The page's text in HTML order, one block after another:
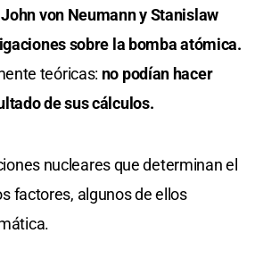
von Neumann y Stanislaw
sobre la bomba atómica.
teóricas: no podían hacer
de sus cálculos.
nucleares que determinan el
factores, algunos de ellos